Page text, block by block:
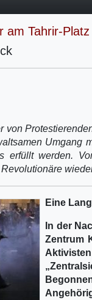
am Tahrir-Platz
von
erfüllt werden.
Eine
In der
Zentrum